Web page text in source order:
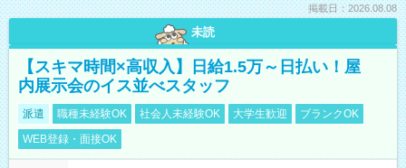
掲載日：2026.08.08
未読
【スキマ時間×高収入】日給1.5万～日払い！屋
内展示会のイス並べスタッフ
派遣 職種未経験OK 社会人未経験OK 大学生歓迎
ブランクOK
WEB登録・面接OK